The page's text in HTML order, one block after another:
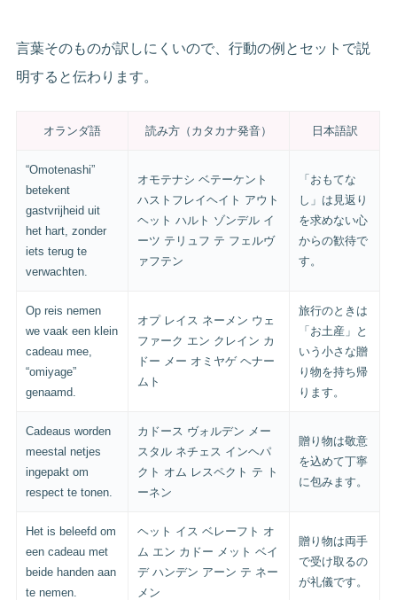
言葉そのものが訳しにくいので、行動の例とセットで説
明すると伝わります。
オランダ語 読み方（カタカナ発音） 日本語訳
“Omotenashi”
betekent
gastvrijheid uit
het hart, zonder
iets terug te
verwachten.
オモテナシ ベテーケント
ハストフレイヘイト アウト
ヘット ハルト ゾンデル イ
ーツ テリュフ テ フェルヴ
ァフテン
「おもてな
し」は見返り
を求めない心
からの歓待で
す。
Op reis nemen
we vaak een klein
cadeau mee,
“omiyage”
genaamd.
オプ レイス ネーメン ウェ
ファーク エン クレイン カ
ドー メー オミヤゲ ヘナー
ムト
旅行のときは
「お土産」と
いう小さな贈
り物を持ち帰
ります。
Cadeaus worden
meestal netjes
ingepakt om
respect te tonen.
カドース ヴォルデン メー
スタル ネチェス インヘパ
クト オム レスペクト テ ト
ーネン
贈り物は敬意
を込めて丁寧
に包みます。
Het is beleefd om
een cadeau met
beide handen aan
te nemen.
ヘット イス ベレーフト オ
ム エン カドー メット ベイ
デ ハンデン アーン テ ネー
メン
贈り物は両手
で受け取るの
が礼儀です。